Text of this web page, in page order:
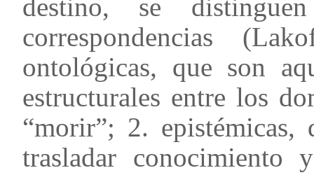
destino, se
correspondencias
ontológicas, que son
estructurales entre los
“morir”; 2. epistémicas,
trasladar conocimiento